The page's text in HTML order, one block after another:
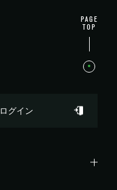
ログイン
PAGE
TOP